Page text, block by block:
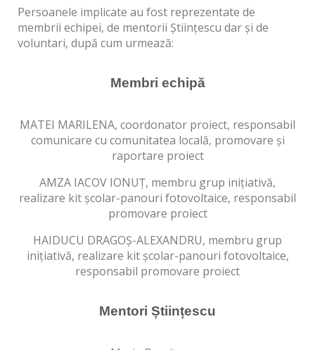
Persoanele implicate au fost reprezentate de
membrii echipei, de mentorii Științescu dar și de
voluntari, după cum urmează:
Membri echipă
MATEI MARILENA, coordonator proiect, responsabil
comunicare cu comunitatea locală, promovare și
raportare proiect
AMZA IACOV IONUȚ, membru grup inițiativă,
realizare kit școlar-panouri fotovoltaice, responsabil
promovare proiect
HAIDUCU DRAGOȘ-ALEXANDRU, membru grup
inițiativă, realizare kit școlar-panouri fotovoltaice,
responsabil promovare proiect
Mentori Științescu